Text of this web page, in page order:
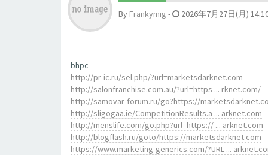
By Frankymig - 2026年7月27日(月)
bhpc
http://pr-ic.ru/sel.php/?url=marketsdarknet.com
http://salonfranchise.com.au/?url=https ... rknet.com/
http://samovar-forum.ru/go?https://
http://sligogaa.ie/CompetitionResults.a ... arknet.com
http://menslife.com/go.php?url=https:// ... arknet.com
http://blogflash.ru/goto/https://marketsdarknet.com
https://www.marketing-generics.com/?URL ...